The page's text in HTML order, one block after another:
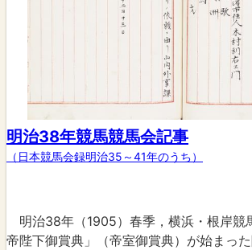
明治38年競馬競馬会記事
（日本競馬会録明治35～41年のうち）
明治38年（1905）春季，横浜・根岸競
帝陛下御賞典」（帝室御賞典）が始まっ